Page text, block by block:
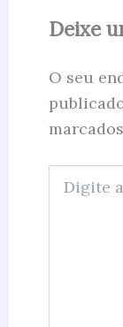
Deixe
O seu
aqui...